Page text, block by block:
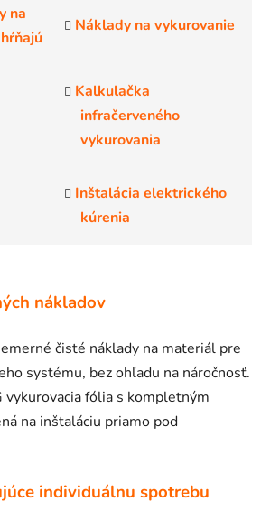
na
Náklady na vykurovanie
Kalkulačka
infračerveného
vykurovania
Inštalácia elektrického
kúrenia
nákladov
čisté náklady na materiál pre
systému, bez ohľadu na náročnosť.
vykurovacia fólia s kompletným
na inštaláciu priamo pod
individuálnu spotrebu